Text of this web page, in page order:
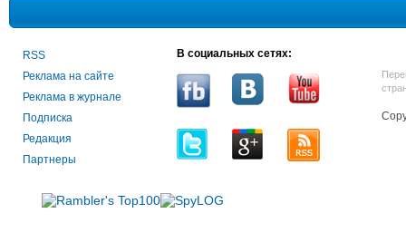
RSS
Реклама на сайте
Реклама в журнале
Подписка
Редакция
Партнеры
В социальных сетях: